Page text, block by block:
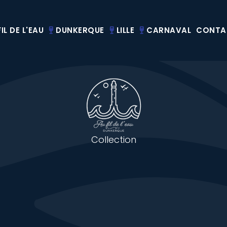
DE L'EAU DUNKERQUE LILLE CARNAVAL
Collection